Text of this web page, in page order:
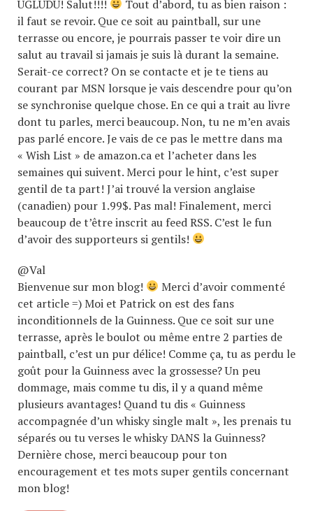
UGLUDU! Salut!!!!
Tout d’abord, tu as bien raison :
il faut se revoir. Que ce soit au paintball, sur une
terrasse ou encore, je pourrais passer te voir dire un
salut au travail si jamais je suis là durant la semaine.
Serait-ce correct? On se contacte et je te tiens au
courant par MSN lorsque je vais descendre pour qu’on
se synchronise quelque chose. En ce qui a trait au livre
dont tu parles, merci beaucoup. Non, tu ne m’en avais
pas parlé encore. Je vais de ce pas le mettre dans ma
« Wish List » de amazon.ca et l’acheter dans les
semaines qui suivent. Merci pour le hint, c’est super
gentil de ta part! J’ai trouvé la version anglaise
(canadien) pour 1.99$. Pas mal! Finalement, merci
beaucoup de t’être inscrit au feed RSS. C’est le fun
d’avoir des supporteurs si gentils!
@Val
Bienvenue sur mon blog!
Merci d’avoir commenté
cet article =) Moi et Patrick on est des fans
inconditionnels de la Guinness. Que ce soit sur une
terrasse, après le boulot ou même entre 2 parties de
paintball, c’est un pur délice! Comme ça, tu as perdu le
goût pour la Guinness avec la grossesse? Un peu
dommage, mais comme tu dis, il y a quand même
plusieurs avantages! Quand tu dis « Guinness
accompagnée d’un whisky single malt », les prenais tu
séparés ou tu verses le whisky DANS la Guinness?
Dernière chose, merci beaucoup pour ton
encouragement et tes mots super gentils concernant
mon blog!